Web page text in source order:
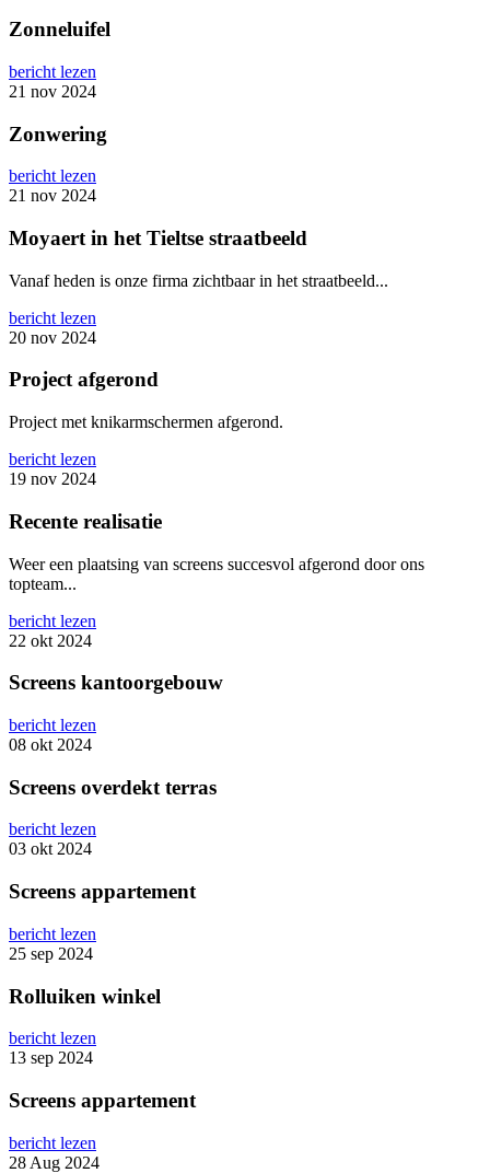
Zonneluifel
bericht lezen
21 nov 2024
Zonwering
bericht lezen
21 nov 2024
Moyaert in het Tieltse straatbeeld
Vanaf heden is onze firma zichtbaar in het straatbeeld...
bericht lezen
20 nov 2024
Project afgerond
Project met knikarmschermen afgerond.
bericht lezen
19 nov 2024
Recente realisatie
Weer een plaatsing van screens succesvol afgerond door ons
topteam...
bericht lezen
22 okt 2024
Screens kantoorgebouw
bericht lezen
08 okt 2024
Screens overdekt terras
bericht lezen
03 okt 2024
Screens appartement
bericht lezen
25 sep 2024
Rolluiken winkel
bericht lezen
13 sep 2024
Screens appartement
bericht lezen
28 Aug 2024